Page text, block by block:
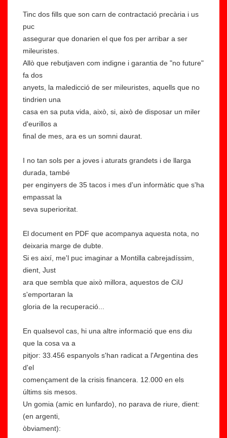
Tinc dos fills que son carn de contractació precària i us
puc
assegurar que donarien el que fos per arribar a ser
mileuristes.
Allò que rebutjaven com indigne i garantia de "no future"
fa dos
anyets, la maledicció de ser mileuristes, aquells que no
tindrien una
casa en sa puta vida, això, si, això de disposar un miler
d'eurillos a
final de mes, ara es un somni daurat.
I no tan sols per a joves i aturats grandets i de llarga
durada, també
per enginyers de 35 tacos i mes d'un informàtic que s'ha
empassat la
seva superioritat.
El document en PDF que acompanya aquesta nota, no
deixaria marge de dubte.
Si es així, me'l puc imaginar a Montilla cabrejadíssim,
dient, Just
ara que sembla que això millora, aquestos de CiU
s'emportaran la
gloria de la recuperació...
En qualsevol cas, hi una altre informació que ens diu
que la cosa va a
pitjor: 33.456 espanyols s'han radicat a l'Argentina des
d'el
començament de la crisis financera. 12.000 en els
últims sis mesos.
Un gomia (amic en lunfardo), no parava de riure, dient:
(en argenti,
òbviament):
e
a
ic
ai